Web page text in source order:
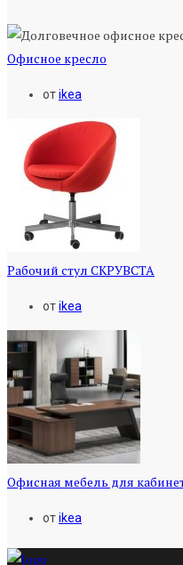
Офисное кресло
отikea
Рабочий стул СКРУВСТА
отikea
Офисная мебель для
отikea